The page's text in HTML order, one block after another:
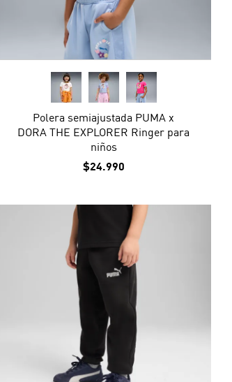
Polera semiajustada PUMA x
DORA THE EXPLORER Ringer para
niños
$24.990